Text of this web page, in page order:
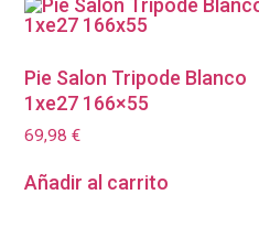
Pie Salon Tripode Blanco
1xe27 166×55
69,98€
Añadir al carrito